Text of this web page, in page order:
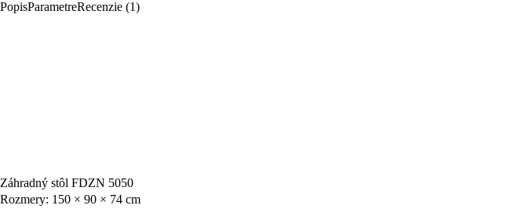
PopisParametreRecenzie (1)
Záhradný stôl FDZN 5050
Rozmery: 150 × 90 × 74 cm